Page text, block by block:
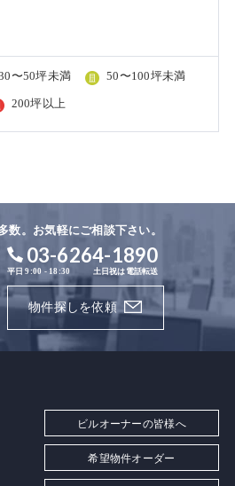
〜50坪未満 50〜100坪未満
200坪以上
数。お気軽にご相談下さい。
03-6264-1890
平日 9:00 - 18:30 土日祝は電話転送
物件探しを依頼
ビルオーナーの皆様へ
希望物件オーダー